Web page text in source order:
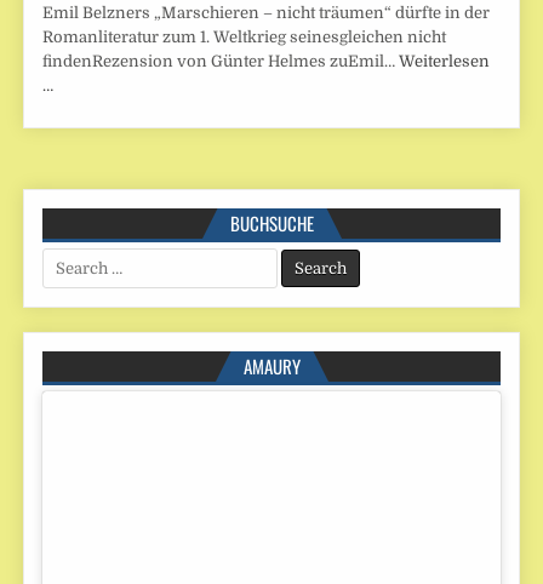
Emil Belzners „Marschieren – nicht träumen“ dürfte in der
Romanliteratur zum 1. Weltkrieg seinesgleichen nicht
findenRezension von Günter Helmes zuEmil…Weiterlesen
…
BUCHSUCHE
Search
for:
AMAURY